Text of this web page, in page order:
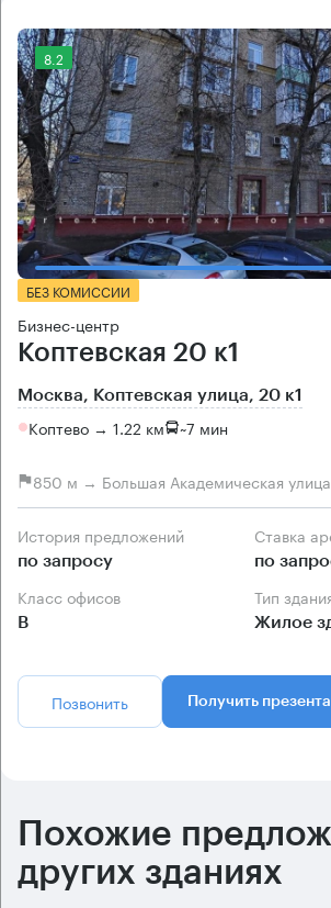
8.2
БЕЗ КОМИССИИ
Бизнес-центр
Коптевская 20 к1
Москва, Коптевская улица, 20 к1
Коптево → 1.22 км ~7 мин
850 м → Большая Академическая улица
История предложений
по запросу
Ставка
по
Класс офисов
B
Тип
Жилое
Позвонить Получить
Похожие
других зданиях